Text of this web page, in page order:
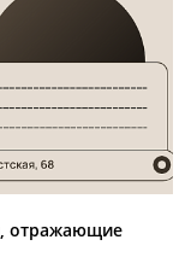
отражающие